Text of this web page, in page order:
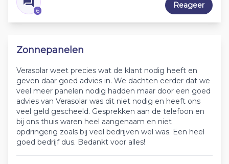
6
Reageer
Zonnepanelen
Verasolar weet precies wat de klant nodig heeft en
geven daar goed advies in. We dachten eerder dat we
veel meer panelen nodig hadden maar door een goed
advies van Verasolar was dit niet nodig en heeft ons
veel geld gescheeld. Gesprekken aan de telefoon en
bij ons thuis waren heel aangenaam en niet
opdringerig zoals bij veel bedrijven wel was. Een heel
goed bedrijf dus. Bedankt voor alles!